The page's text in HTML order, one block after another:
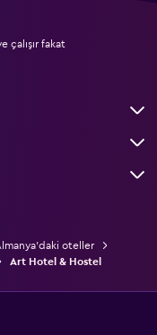
çalışır fakat
oteller
Art Hotel & Hostel